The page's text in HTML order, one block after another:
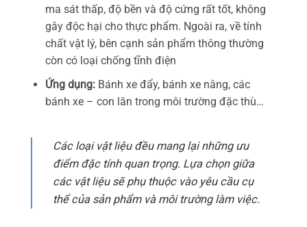
ma sát thấp, độ bền và độ cứng rất tốt, không
gây độc hại cho thực phẩm. Ngoài ra, về tính
chất vật lý, bên cạnh sản phẩm thông thường
còn có loại chống tĩnh điện
Ứng dụng:Bánh xe đẩy, bánh xe nâng, các
bánh xe – con lăn trong môi trường đặc thù…
Các loại vật liệu đều mang lại những ưu
điểm đặc tính quan trọng. Lựa chọn giữa
các vật liệu sẽ phụ thuộc vào yêu cầu cụ
thể của sản phẩm và môi trường làm việc.